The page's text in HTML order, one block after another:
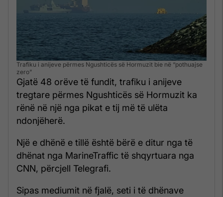
Trafiku i anijeve përmes Ngushticës së Hormuzit bie në “pothuajse
zero”
Gjatë 48 orëve të fundit, trafiku i anijeve
tregtare përmes Ngushticës së Hormuzit ka
rënë në një nga pikat e tij më të ulëta
ndonjëherë.
Një e dhënë e tillë është bërë e ditur nga të
dhënat nga MarineTraffic të shqyrtuara nga
CNN, përcjell Telegrafi.
Sipas mediumit në fjalë, seti i të dhënave